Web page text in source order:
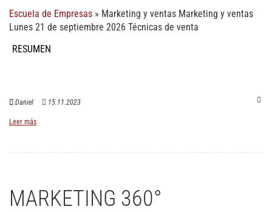
Escuela de Empresas » Marketing y ventas Marketing y ventas
Lunes 21 de septiembre 2026 Técnicas de venta
RESUMEN
Daniel 15.11.2023
Leer más
MARKETING 360°